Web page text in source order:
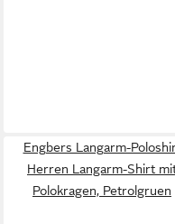
Engbers Langarm-
Herren Langarm-Shirt
Polokragen, Petrolgruen